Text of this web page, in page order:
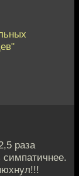
раза
симпатичнее.